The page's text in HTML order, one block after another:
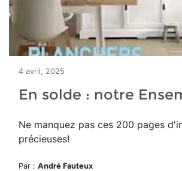
4 avril, 2025
En solde : notre
Ne manquez pas ces 200 pages
précieuses!
Par : André Fauteux